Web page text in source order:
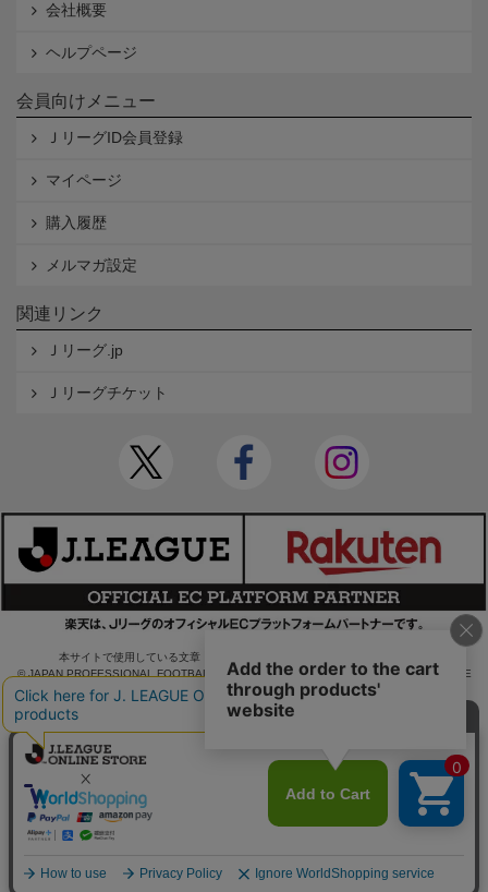
会社概要
ヘルプページ
会員向けメニュー
ＪリーグID会員登録
マイページ
購入履歴
メルマガ設定
関連リンク
Ｊリーグ.jp
Ｊリーグチケット
本サイトで使用している文章・画像等の無断での複製・転載を禁止します。
© JAPAN PROFESSIONAL FOOTBALL LEAGUE Rakuten Group, Inc. ALL RIGHTS RE
SERVED.